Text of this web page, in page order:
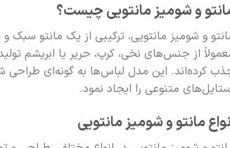
و شومیز مانتویی چیست؟
و شومیز مانتویی، ترکیبی از یک مانتو
از جنس‌های نخی، کرپ، حریر یا ابریشم
کرده‌اند. این مدل لباس‌ها به گونه‌ای طراحی
متنوعی را ایجاد نمود.
مانتو و شومیز مانتویی